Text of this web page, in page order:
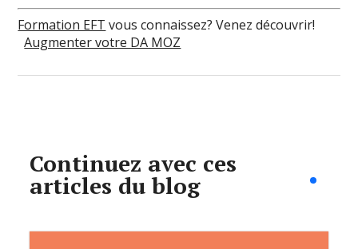
Formation EFT vous connaissez? Venez découvrir!
Augmenter votre DA MOZ
Continuez avec ces
articles du blog